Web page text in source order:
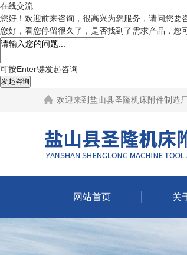
在线交流
您好！欢迎前来咨询，很高兴为您服务，请问您要
您好，看您停留很久了，是否找到了需求产品，您
可按Enter键发起咨询
发起咨询
欢迎来到 盐山县圣隆机床附件制造
网站首页 关